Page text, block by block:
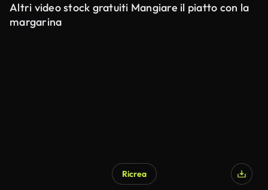
Altri video stock gratuiti Mangiare il piatto con la
margarina
Ricrea